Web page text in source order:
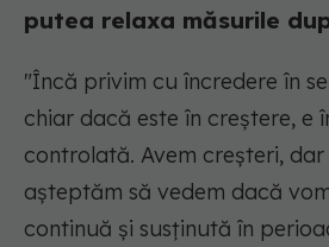
putea relaxa măsurile
"Încă privim cu încredere în
chiar dacă este în creștere, e
controlată. Avem creșteri,
așteptăm să vedem dacă
continuă și susținută în